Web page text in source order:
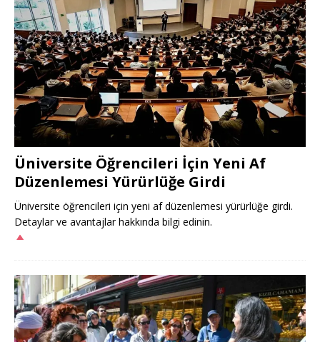
Üniversite Öğrencileri İçin Yeni Af
Düzenlemesi Yürürlüğe Girdi
Üniversite öğrencileri için yeni af düzenlemesi yürürlüğe girdi.
Detaylar ve avantajlar hakkında bilgi edinin.